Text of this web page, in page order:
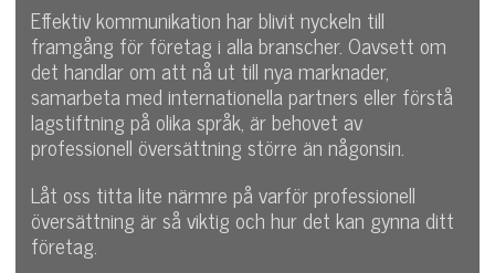
Effektiv kommunikation har blivit nyckeln till
framgång för företag i alla branscher. Oavsett om
det handlar om att nå ut till nya marknader,
samarbeta med internationella partners eller förstå
lagstiftning på olika språk, är behovet av
professionell översättning större än någonsin.
Låt oss titta lite närmre på varför professionell
översättning är så viktig och hur det kan gynna ditt
företag.